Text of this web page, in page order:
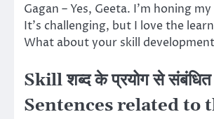
Gagan – Yes, Geeta. I’m honing
It’s challenging, but I love the
What about your skill
Skill शब्द के प्रयोग से संबंधित
Sentences related to